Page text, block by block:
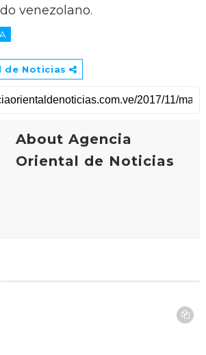
venezolano.
de Noticias
About Agencia
Oriental de Noticias